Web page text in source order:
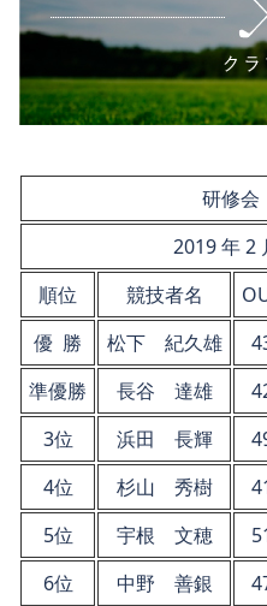
研修会
2019 年 2
順位
競技者名
優 勝
松下 紀久雄
準優勝
長谷 達雄
3位
浜田 長輝
4位
杉山 秀樹
5位
宇根 文穂
6位
中野 善銀